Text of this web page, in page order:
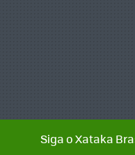
Siga o Xataka